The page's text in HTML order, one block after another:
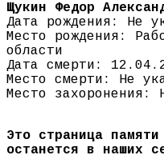
Щукин Федор
Дата рождения: Не
Место рождения:
области
Дата смерти:
Место смерти: Не
Место захоронения:
Это страница
останется в наших